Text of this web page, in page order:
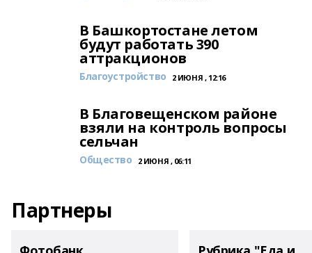
В Башкортостане летом
будут работать 390
аттракционов
Благоустройство 2 ИЮНЯ , 12:16
В Благовещенском районе
взяли на контроль вопросы
сельчан
Общество 2 ИЮНЯ , 06:11
Партнеры